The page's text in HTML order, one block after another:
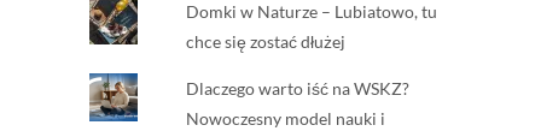
Domki w Naturze – Lubiatowo, tu
chce się zostać dłużej
Dlaczego warto iść na WSKZ?
Nowoczesny model nauki i